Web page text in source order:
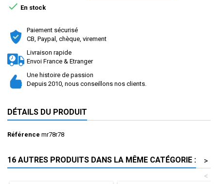
 En stock
Paiement sécurisé
CB, Paypal, chèque, virement
Livraison rapide
Envoi France & Etranger
Une histoire de passion
Depuis 2010, nous conseillons nos clients.
DÉTAILS DU PRODUIT
Référence mr78r78
16 AUTRES PRODUITS DANS LA MÊME CATÉGORIE :
>
<